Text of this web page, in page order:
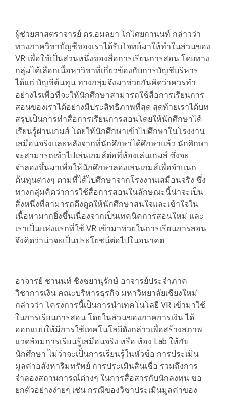
ผู้ช่วยศาสตราจารย์ ดร.อมลยา โกไศยกานนท์ กล่าวว่า
ทางภาควิชาบัญชีของเราได้รับโจทย์มาให้ทำในส่วนของ
VR เพื่อใช้เป็นส่วนหนึ่งของสื่อการเรียนการสอน โดยทาง
กลุ่มได้เลือกเนื้อหาวิชาที่เกี่ยวข้องกับการบัญชีบริหาร
ได้แก่ บัญชีต้นทุน ทางกลุ่มจึงมาช่วยกันคิดว่าควรทำ
อย่างไรเพื่อที่จะให้นักศึกษาสามารถใช้สื่อการเรียนการ
สอนของเราได้อย่างมีประสิทธิภาพที่สุด สุดท้ายเราได้บท
สรุปเป็นการทำสื่อการเรียนการสอนโดยให้นักศึกษาได้
เรียนรู้ผ่านเกมส์ โดยให้นักศึกษาเข้าไปศึกษาในโรงงาน
เสมือนจริงและหลังจากที่นักศึกษาได้ศึกษาแล้ว นักศึกษา
จะสามารถเข้าไปเล่นเกมส์ต่อที่ห้องเล่นเกมส์ ซึ่งจะ
จำลองขึ้นมาเพื่อให้นักศึกษาลองเล่นเกมส์เพื่อจำแนก
ต้นทุนต่างๆ ตามที่ได้ไปศึกษาจากโรงงานเสมือนจริง ซึ่ง
ทางกลุ่มคิดว่าการใช้สื่อการสอนในลักษณะนี้น่าจะเป็น
สิ่งหนึ่งที่สามารถดึงดูดให้นักศึกษาสนใจและเข้าใจใน
เนื้อหามากยิ่งขึ้นเนื่องจากเป็นเทคนิคการสอนใหม่ และ
เราเป็นแห่งแรกที่ใช้ VR เข้ามาช่วยในการเรียนการสอน
จึงคิดว่าน่าจะเป็นประโยชน์ต่อไปในอนาคต
อาจารย์ ชานนท์ ชิงชยานุรักษ์ อาจารย์ประจำภาค
วิชาการเงิน คณะบริหารธุรกิจ มหาวิทยาลัยเชียงใหม่
กล่าวว่า โครงการนี้เป็นการนำเทคโนโลยี VR เข้ามาใช้
ในการเรียนการสอน โดยในส่วนของภาคการเงิน ได้
ออกแบบให้มีการใช้เทคโนโลยีดังกล่าวเพื่อสร้างสภาพ
แวดล้อมการเรียนรู้เสมือนจริง หรือ ห้อง Lab ให้กับ
นักศึกษา ไม่ว่าจะเป็นการเรียนรู้ในหัวข้อ การประเมิน
มูลค่าอสังหาริมทรัพย์ การประเมินสินเชื่อ รวมถึงการ
จำลองสถานการณ์ต่างๆ ในการสื่อสารกับนักลงทุน ขอ
ยกตัวอย่างง่ายๆ เช่น กรณีของวิชาประเมินมูลค่าของ